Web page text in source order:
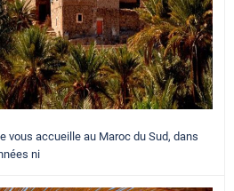
vous accueille au Maroc du Sud, dans
ni